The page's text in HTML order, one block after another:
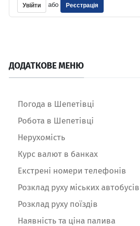
Увійти або Реєстрація
ДОДАТКОВЕ МЕНЮ
Погода в Шепетівці
Робота в Шепетівці
Нерухомість
Курс валют в банках
Екстрені номери телефонів
Розклад руху міських автобусів
Розклад руху поїздів
Наявність та ціна палива